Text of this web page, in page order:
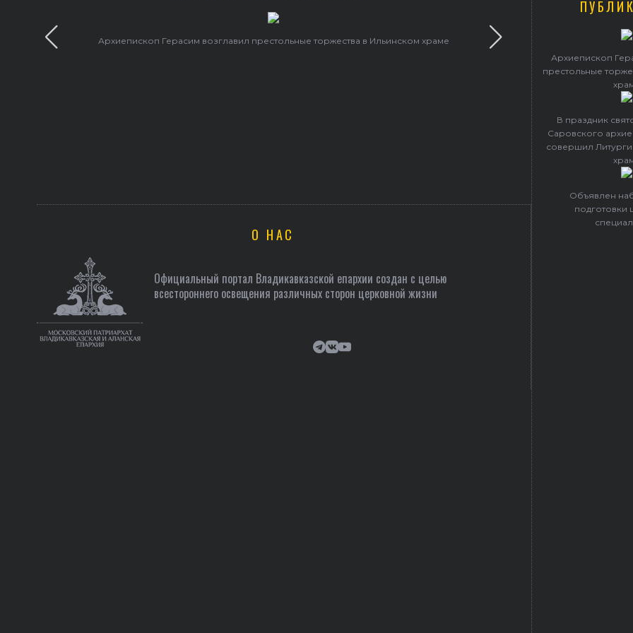
Архиепископ Герасим возглавил престольные торжества в Ильинском храме В праздник святого
О НАС
Официальный портал Владикавказской епархии создан c целью
всестороннего освещения различных сторон церковной жизни
Архиепископ
престольные
В праздник
Саровского
совершил
Объявлен
подготовки